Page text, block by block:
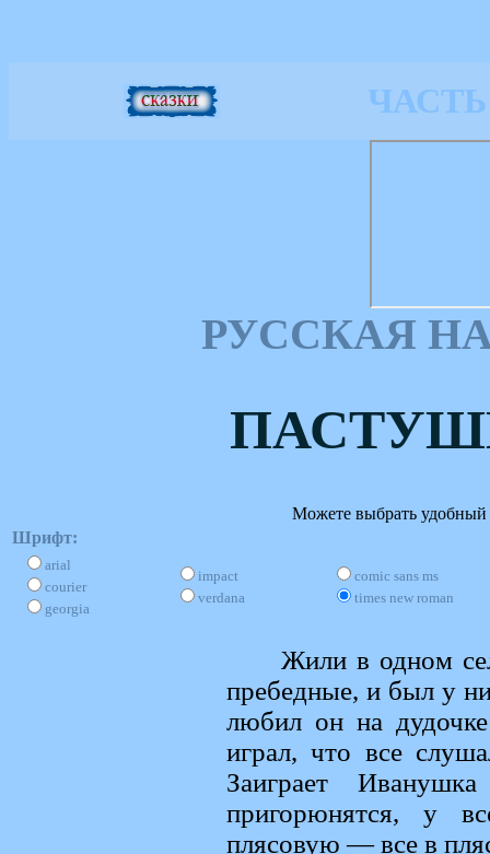
РУССКАЯ
Можете выбрать удобный
Шрифт:
arial
courier
georgia
impact
verdana
comic sans ms
times new roman
Жили в одном
пребедные, и был у
любил он на
играл, что все
Заиграет
пригорюнятся, у
плясовую — все в